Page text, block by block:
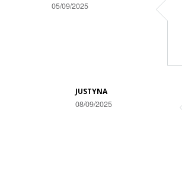
05/09/2025
JUSTYNA
08/09/2025